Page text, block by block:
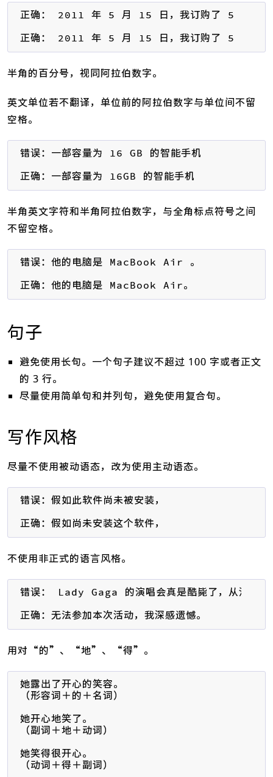
正确： 2011 年 5 月 15 日，我订购了 5 台笔记
正确： 2011 年 5 月 15 日，我订购了 5 台笔记
半角的百分号，视同阿拉伯数字。
英文单位若不翻译，单位前的阿拉伯数字与单位间不留
空格。
错误：一部容量为 16 GB 的智能手机
正确：一部容量为 16GB 的智能手机
半角英文字符和半角阿拉伯数字，与全角标点符号之间
不留空格。
错误：他的电脑是 MacBook Air 。
正确：他的电脑是 MacBook Air。
句子
避免使用长句。一个句子建议不超过 100 字或者正文
的 3 行。
尽量使用简单句和并列句，避免使用复合句。
写作风格
尽量不使用被动语态，改为使用主动语态。
错误：假如此软件尚未被安装，
正确：假如尚未安装这个软件，
不使用非正式的语言风格。
错误： Lady Gaga 的演唱会真是酷毙了，从没看过
正确：无法参加本次活动，我深感遗憾。
用对“的”、“地”、“得”。
她露出了开心的笑容。
（形容词＋的＋名词）
她开心地笑了。
（副词＋地＋动词）
她笑得很开心。
（动词＋得＋副词）